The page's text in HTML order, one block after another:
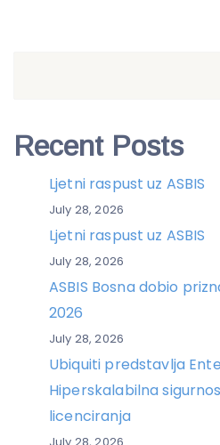
Recent Posts
Ljetni raspust uz ASBIS
July 28, 2026
Ljetni raspust uz ASBIS
July 28, 2026
ASBIS Bosna dobio
2026
July 28, 2026
Ubiquiti predstavlja
Hiperskalabilna
licenciranja